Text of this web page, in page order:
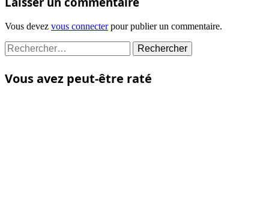
Vous devez vous connecterpour publier un commentaire.
Rechercher :
Vous avez peut-être raté